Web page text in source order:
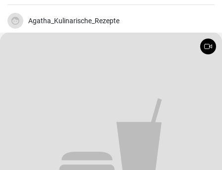
tiefgekühlte Spinatpüree aus dem Gefrierschrank, kochen Sie die
Nudeln und geben Sie frische Tomaten dazu.
Agatha_Kulinarische_Rezepte